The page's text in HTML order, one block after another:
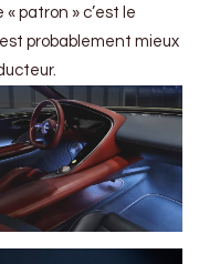
patron » c’est le
probablement mieux